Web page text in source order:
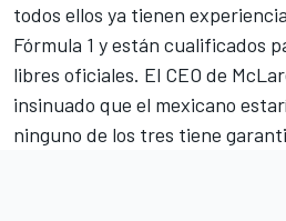
todos ellos ya tienen
Fórmula 1 y están cualificados
libres oficiales. El CEO de
insinuado que el mexicano
ninguno de los tres tiene